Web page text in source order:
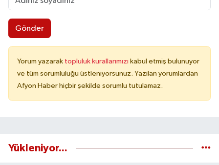
Gönder
Yorum yazarak topluluk kurallarımızı kabul etmiş bulunuyor
ve tüm sorumluluğu üstleniyorsunuz. Yazılan yorumlardan
Afyon Haber hiçbir şekilde sorumlu tutulamaz.
Yükleniyor...